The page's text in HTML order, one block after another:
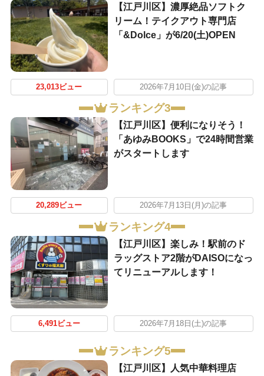
【江戸川区】濃厚絶品ソフトク
リーム！テイクアウト専門店
「&Dolce」が6/20(土)OPEN
23,013ビュー 2026年7月10日(金)の記事
ランキング3
【江戸川区】便利になりそう！
「あゆみBOOKS」で24時間営業
がスタートします
20,289ビュー 2026年7月13日(月)の記事
ランキング4
【江戸川区】楽しみ！駅前のド
ラッグストア2階がDAISOになっ
てリニューアルします！
6,491ビュー 2026年7月18日(土)の記事
ランキング5
【江戸川区】人気中華料理店